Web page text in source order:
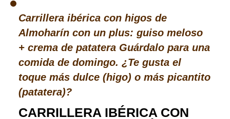
Carrillera ibérica con higos de
Almoharín con un plus: guiso meloso
+ crema de patatera Guárdalo para una
comida de domingo. ¿Te gusta el
toque más dulce (higo) o más picantito
(patatera)?
CARRILLERA IBÉRICA CON